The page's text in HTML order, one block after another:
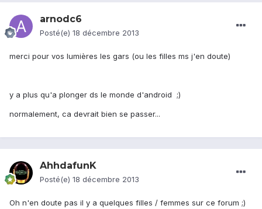
arnodc6
Posté(e) 18 décembre 2013
merci pour vos lumières les gars (ou les filles ms j'en doute)
y a plus qu'a plonger ds le monde d'android ;)
normalement, ca devrait bien se passer...
AhhdafunK
Posté(e) 18 décembre 2013
Oh n'en doute pas il y a quelques filles / femmes sur ce forum ;)